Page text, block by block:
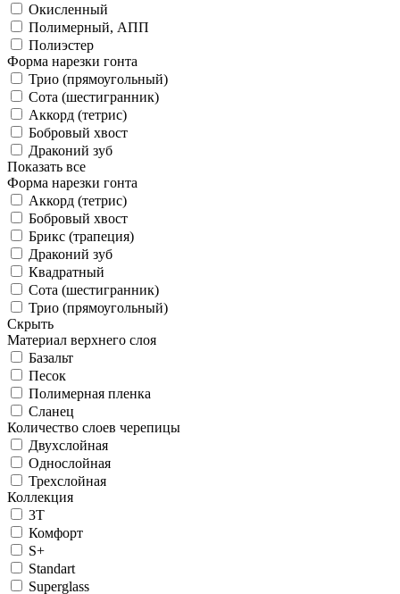
Окисленный
Полимерный, АПП
Полиэстер
Форма нарезки гонта
Трио (прямоугольный)
Сота (шестигранник)
Аккорд (тетрис)
Бобровый хвост
Драконий зуб
Показать все
Форма нарезки гонта
Аккорд (тетрис)
Бобровый хвост
Брикс (трапеция)
Драконий зуб
Квадратный
Сота (шестигранник)
Трио (прямоугольный)
Скрыть
Материал верхнего слоя
Базальт
Песок
Полимерная пленка
Сланец
Количество слоев черепицы
Двухслойная
Однослойная
Трехслойная
Коллекция
3T
Комфорт
S+
Standart
Superglass